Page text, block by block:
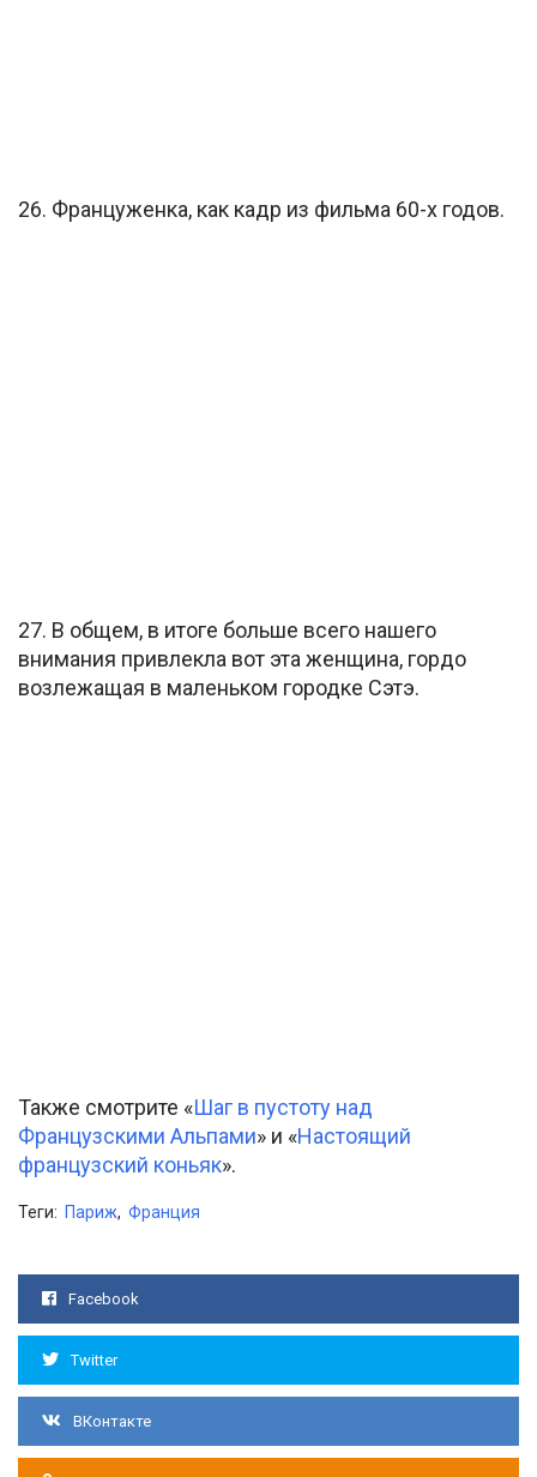
26. Француженка, как кадр из фильма 60-х годов.
27. В общем, в итоге больше всего нашего
внимания привлекла вот эта женщина, гордо
возлежащая в маленьком городке Сэтэ.
Также смотрите «Шаг в пустоту над
Французскими Альпами» и «Настоящий
французский коньяк».
Теги: Париж, Франция
Facebook
Twitter
ВКонтакте